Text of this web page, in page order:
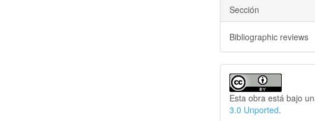
Sección
Bibliographic reviews
Esta obra está bajo
3.0 Unported.